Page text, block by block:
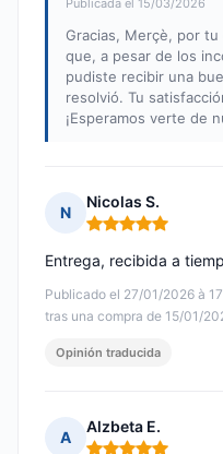
Publicada el 15/03/2026
Gracias, Merçè, por
que, a pesar de los
pudiste recibir una
resolvió. Tu
¡Esperamos verte de
N
Nicolas S.
Nota: 5 de 5
Publicado el 27/01/2026 à
tras una compra de 15/01/
Entrega, recibida a
Opinión traducida
A
Alzbeta E.